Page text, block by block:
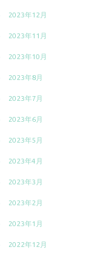
2023年12月
2023年11月
2023年10月
2023年8月
2023年7月
2023年6月
2023年5月
2023年4月
2023年3月
2023年2月
2023年1月
2022年12月